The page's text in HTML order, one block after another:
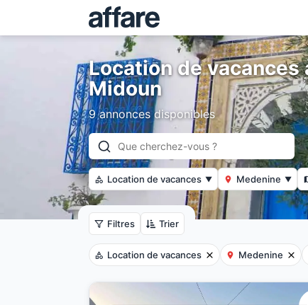
Location de vacances
Midoun
9 annonces disponibles
Location de vacances ▼ Medenine ▼
Filtres Trier
Location de vacances Medenine